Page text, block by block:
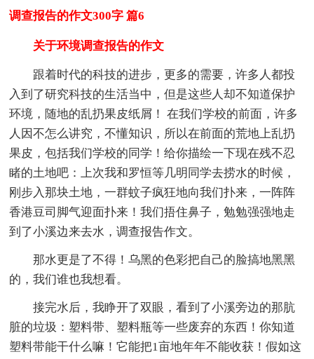
调查报告的作文300字 篇6
关于环境调查报告的作文
跟着时代的科技的进步，更多的需要，许多人都投
入到了研究科技的生活当中，但是这些人却不知道保护
环境，随地的乱扔果皮纸屑！ 在我们学校的前面，许多
人因不怎么讲究，不懂知识，所以在前面的荒地上乱扔
果皮，包括我们学校的同学！给你描绘一下现在残不忍
睹的土地吧：上次我和罗恒等几明同学去捞水的时候，
刚步入那块土地，一群蚊子疯狂地向我们扑来，一阵阵
香港豆司脚气迎面扑来！我们捂住鼻子，勉勉强强地走
到了小溪边来去水，调查报告作文。
那水更是了不得！乌黑的色彩把自己的脸搞地黑黑
的，我们谁也我想看。
接完水后，我睁开了双眼，看到了小溪旁边的那肮
脏的垃圾：塑料带、塑料瓶等一些废弃的东西！你知道
塑料带能干什么嘛！它能把1亩地年年不能收获！假如这